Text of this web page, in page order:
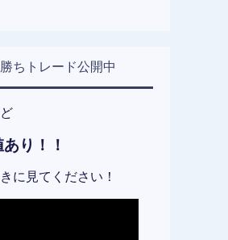
ちトレード公開中
り！！
に見てください！